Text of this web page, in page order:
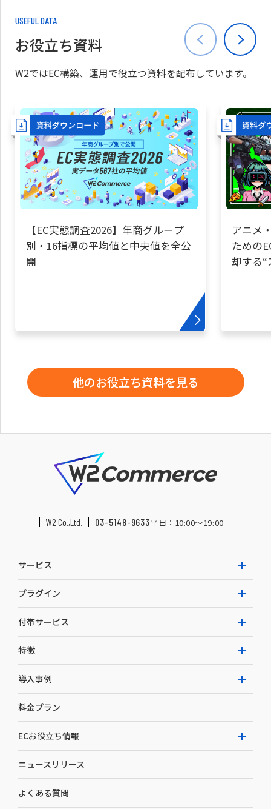
USEFUL DATA
お役立ち資料
W2ではEC構築、運用で役立つ資料を配布しています。
【EC実態調査2026】年商グループ
別・16指標の平均値と中央値を全公
開
アニメ
ための
却する
他のお役立ち資料を見る
W2 Co.,Ltd. 03-5148-9633平日：10:00〜19:00
サービス
W2 Commerce Repeat
W2 Commerce BtoB
W2 Commerce Asia
プラグイン
AI buddy
付帯サービス
EC運用構築支援・運用支援
カスタマーサクセス
セキュリティ
デザイン制作
コンサルティング
特徴
選ばれる理由
開発体制
導入事例
導入企業一覧
料金プラン
ECお役立ち情報
お役立ち資料
ニュースリリース
よくある質問